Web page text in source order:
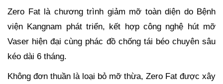
Zero Fat là chương trình giảm mỡ toàn diện do Bệnh
viện Kangnam phát triển, kết hợp công nghệ hút mỡ
Vaser hiện đại cùng phác đồ chống tái béo chuyên sâu
kéo dài 6 tháng.
Không đơn thuần là loại bỏ mỡ thừa, Zero Fat được xây